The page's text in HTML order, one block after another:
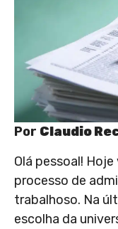
Por Claudio
Olá pessoal!
processo de
trabalhoso. Na
escolha da